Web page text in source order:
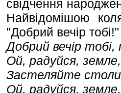
свідчення
Найвідомішою
"Добрий вечір тобі!"
Добрий вечір
Ой, радуйся,
Застеляйте
Ой, радуйся,